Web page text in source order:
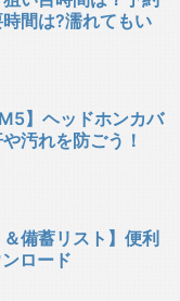
間は?濡れてもい
】ヘッドホンカバ
汚れを防ごう！
備蓄リスト】便利
ロード